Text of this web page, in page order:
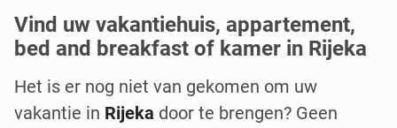
Vind uw vakantiehuis, appartement,
bed and breakfast of kamer in Rijeka
Het is er nog niet van gekomen om uw
vakantie in Rijeka door te brengen? Geen